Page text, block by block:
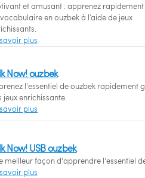
et amusant : apprenez rapidement
en ouzbek à l’aide de jeux
plus
Now! ouzbek
l'essentiel de ouzbek rapidement
jeux enrichissante.
plus
Now! USB ouzbek
meilleur façon d'apprendre l'essentiel
plus